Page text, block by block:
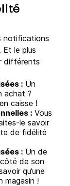
notifications
le plus
différents
: Un
achat ?
caisse !
: Vous
le savoir
de fidélité
: Un de
de son
qu’une
magasin !